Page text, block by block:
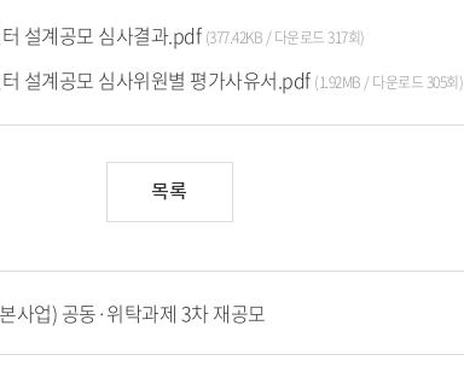
설계공모 심사결과.pdf (377.42KB / 다운로드 317회)
설계공모 심사위원별 평가사유서.pdf (1.92MB / 다운로드 305회)
목록
사업) 공동·위탁과제 3차 재공모